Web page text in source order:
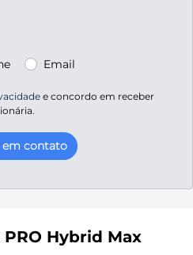
Email
e concordo em receber
em contato
Hybrid Max